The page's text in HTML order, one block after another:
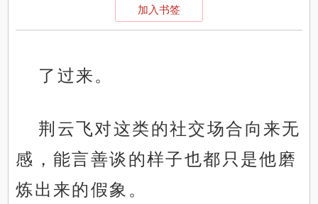
加入书签
了过来。
荆云飞对这类的社交场合向来无
感，能言善谈的样子也都只是他磨
炼出来的假象。